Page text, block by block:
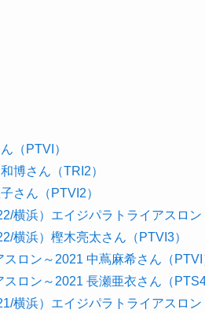
（PTVI）
博さん（TRI2）
さん（PTVI2）
横浜）エイジパラトライアスロン
横浜）樫木亮太さん（PTVI3）
ロン～2021 中蔦麻希さん（PTVI
ロン～2021 長瀬亜衣さん（PTS4
横浜）エイジパラトライアスロン